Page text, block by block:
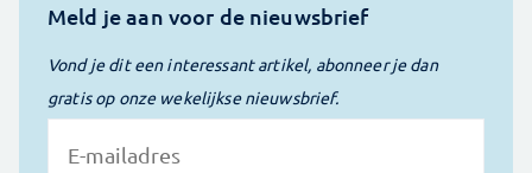
Meld je aan voor de nieuwsbrief
Vond je dit een interessant artikel, abonneer je dan
gratis op onze wekelijkse nieuwsbrief.